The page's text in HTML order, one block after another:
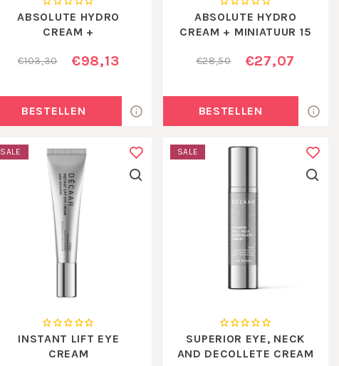
ABSOLUTE HYDRO
CREAM +
€103,30 €98,13
BESTELLEN
ABSOLUTE HYDRO
CREAM + MINIATUUR 15
€28,50 €27,07
BESTELLEN
SALE
INSTANT LIFT EYE
CREAM
SALE
SUPERIOR EYE, NECK
AND DECOLLETE CREAM